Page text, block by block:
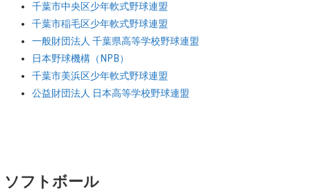
千葉市中央区少年軟式野球連盟
千葉市稲毛区少年軟式野球連盟
一般財団法人 千葉県高等学校野球連盟
日本野球機構（NPB）
千葉市美浜区少年軟式野球連盟
公益財団法人 日本高等学校野球連盟
ソフトボール